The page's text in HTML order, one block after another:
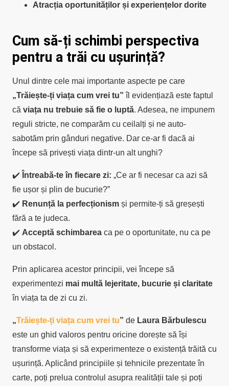
Atracția oportunităților și experiențelor dorite
Cum să-ți schimbi perspectiva
pentru a trăi cu ușurință?
Unul dintre cele mai importante aspecte pe care
„Trăiește-ți viața cum vrei tu” îl evidențiază este faptul
că viața nu trebuie să fie o luptă. Adesea, ne impunem
reguli stricte, ne comparăm cu ceilalți și ne auto-
sabotăm prin gânduri negative. Dar ce-ar fi dacă ai
începe să privești viața dintr-un alt unghi?
✔️ Întreabă-te în fiecare zi: „Ce ar fi necesar ca azi să
fie ușor și plin de bucurie?”
✔️ Renunță la perfecționism și permite-ți să greșești
fără a te judeca.
✔️ Acceptă schimbarea ca pe o oportunitate, nu ca pe
un obstacol.
Prin aplicarea acestor principii, vei începe să
experimentezi mai multă lejeritate, bucurie și claritate
în viața ta de zi cu zi.
„Trăiește-ți viața cum vrei tu” de Laura Bărbulescu
este un ghid valoros pentru oricine dorește să își
transforme viața și să experimenteze o existență trăită cu
ușurință. Aplicând principiile și tehnicile prezentate în
carte, poți prelua controlul asupra realității tale și poți